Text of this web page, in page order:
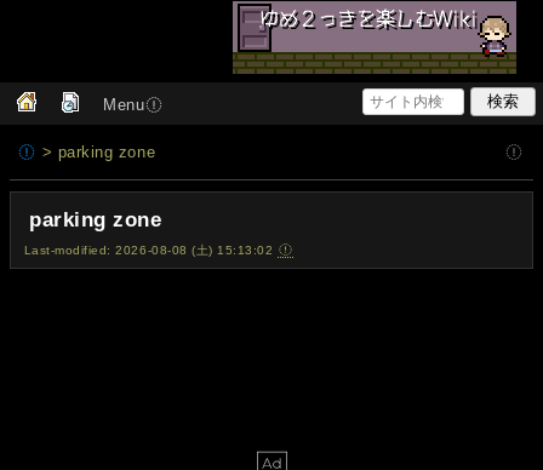
Menu
> parking zone
parking zone
Last-modified: 2026-08-08 (土) 15:13:02